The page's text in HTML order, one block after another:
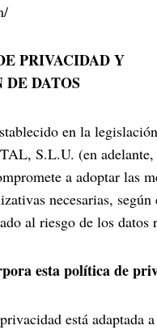
PRIVACIDAD Y
DE DATOS
en la
S.L.U. (en adelante,
a adoptar las
necesarias,
al riesgo de los datos
esta política de
está adaptada